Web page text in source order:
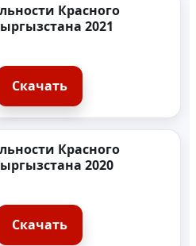
Красного
2021
Скачать
Красного
2020
Скачать